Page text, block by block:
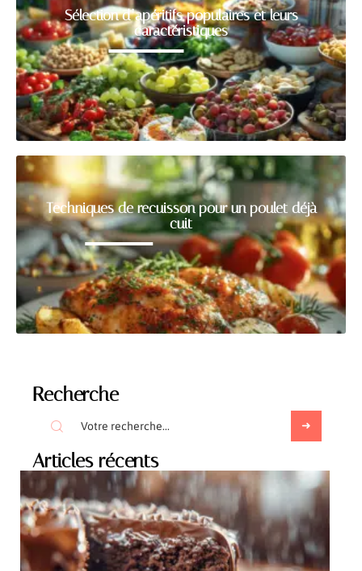
Sélection d’apéritifs populaires et leurs
caractéristiques
Techniques de recuisson pour un poulet déjà
cuit
Recherche
Articles récents